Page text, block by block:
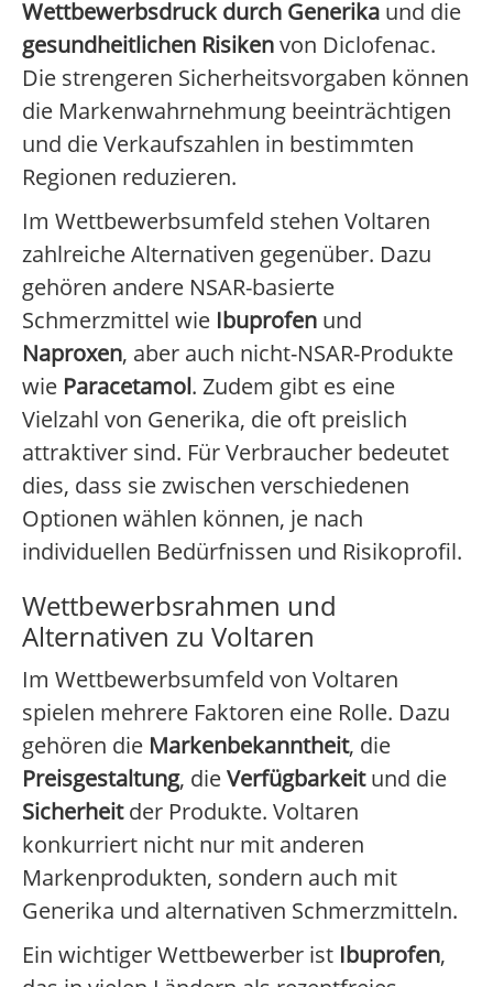
Wettbewerbsdruck durch Generika und die
gesundheitlichen Risikenvon Diclofenac.
Die strengeren Sicherheitsvorgaben können
die Markenwahrnehmung beeinträchtigen
und die Verkaufszahlen in bestimmten
Regionen reduzieren.
Im Wettbewerbsumfeld stehen Voltaren
zahlreiche Alternativen gegenüber. Dazu
gehören andere NSAR-basierte
Schmerzmittel wie Ibuprofen und
Naproxen, aber auch nicht-NSAR-Produkte
wie Paracetamol. Zudem gibt es eine
Vielzahl von Generika, die oft preislich
attraktiver sind. Für Verbraucher bedeutet
dies, dass sie zwischen verschiedenen
Optionen wählen können, je nach
individuellen Bedürfnissen und Risikoprofil.
Wettbewerbsrahmen und
Alternativen zu Voltaren
Im Wettbewerbsumfeld von Voltaren
spielen mehrere Faktoren eine Rolle. Dazu
gehören die Markenbekanntheit, die
Preisgestaltung, dieVerfügbarkeitund die
Sicherheitder Produkte. Voltaren
konkurriert nicht nur mit anderen
Markenprodukten, sondern auch mit
Generika und alternativen Schmerzmitteln.
Ein wichtiger Wettbewerber ist Ibuprofen,